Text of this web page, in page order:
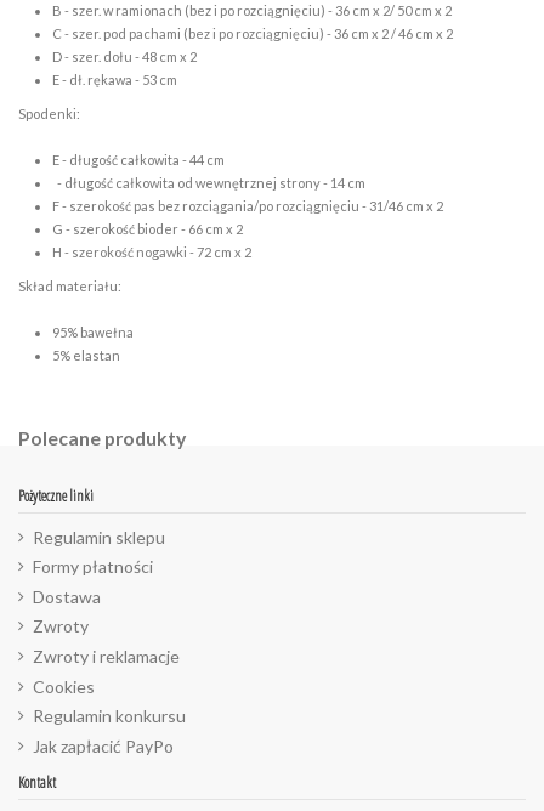
B - szer. w ramionach (bez i po rozciągnięciu) - 36 cm x 2/ 50 cm x 2
C - szer. pod pachami (bez i po rozciągnięciu) - 36 cm x 2 / 46 cm x 2
D - szer. dołu - 48 cm x 2
E - dł. rękawa - 53 cm
Spodenki:
E - długość całkowita - 44 cm
- długość całkowita od wewnętrznej strony - 14 cm
F - szerokość pas bez rozciągania/po rozciągnięciu - 31/46 cm x 2
G - szerokość bioder - 66 cm x 2
H - szerokość nogawki - 72 cm x 2
Skład materiału:
95% bawełna
5% elastan
Polecane produkty
Pożyteczne linki
Regulamin sklepu
Formy płatności
Dostawa
Zwroty
Zwroty i reklamacje
Cookies
Regulamin konkursu
Jak zapłacić PayPo
Kontakt